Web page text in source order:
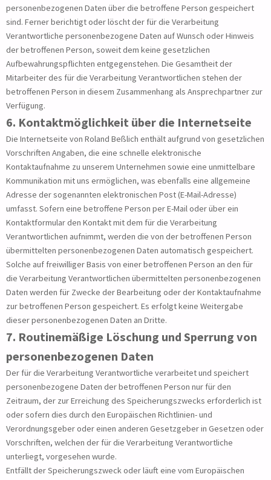
personenbezogenen Daten über die betroffene Person gespeichert
sind. Ferner berichtigt oder löscht der für die Verarbeitung
Verantwortliche personenbezogene Daten auf Wunsch oder Hinweis
der betroffenen Person, soweit dem keine gesetzlichen
Aufbewahrungspflichten entgegenstehen. Die Gesamtheit der
Mitarbeiter des für die Verarbeitung Verantwortlichen stehen der
betroffenen Person in diesem Zusammenhang als Ansprechpartner zur
Verfügung.
6. Kontaktmöglichkeit über die Internetseite
Die Internetseite von Roland Beßlich enthält aufgrund von gesetzlichen
Vorschriften Angaben, die eine schnelle elektronische
Kontaktaufnahme zu unserem Unternehmen sowie eine unmittelbare
Kommunikation mit uns ermöglichen, was ebenfalls eine allgemeine
Adresse der sogenannten elektronischen Post (E-Mail-Adresse)
umfasst. Sofern eine betroffene Person per E-Mail oder über ein
Kontaktformular den Kontakt mit dem für die Verarbeitung
Verantwortlichen aufnimmt, werden die von der betroffenen Person
übermittelten personenbezogenen Daten automatisch gespeichert.
Solche auf freiwilliger Basis von einer betroffenen Person an den für
die Verarbeitung Verantwortlichen übermittelten personenbezogenen
Daten werden für Zwecke der Bearbeitung oder der Kontaktaufnahme
zur betroffenen Person gespeichert. Es erfolgt keine Weitergabe
dieser personenbezogenen Daten an Dritte.
7. Routinemäßige Löschung und Sperrung von
personenbezogenen Daten
Der für die Verarbeitung Verantwortliche verarbeitet und speichert
personenbezogene Daten der betroffenen Person nur für den
Zeitraum, der zur Erreichung des Speicherungszwecks erforderlich ist
oder sofern dies durch den Europäischen Richtlinien- und
Verordnungsgeber oder einen anderen Gesetzgeber in Gesetzen oder
Vorschriften, welchen der für die Verarbeitung Verantwortliche
unterliegt, vorgesehen wurde.
Entfällt der Speicherungszweck oder läuft eine vom Europäischen